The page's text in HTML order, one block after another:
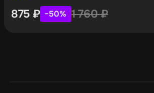
875 ₽ −50% 1 760₽